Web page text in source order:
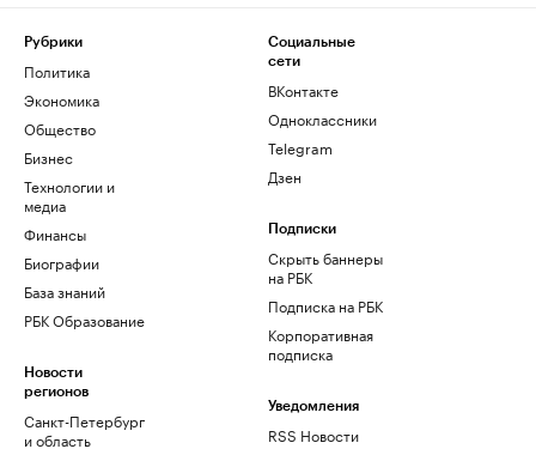
Рубрики
Политика
Экономика
Общество
Бизнес
Технологии и
медиа
Финансы
Биографии
База знаний
РБК Образование
Новости
регионов
Санкт-Петербург
и область
Социальные
сети
ВКонтакте
Одноклассники
Telegram
Дзен
Подписки
Скрыть баннеры
на РБК
Подписка на РБК
Корпоративная
подписка
Уведомления
RSS Новости